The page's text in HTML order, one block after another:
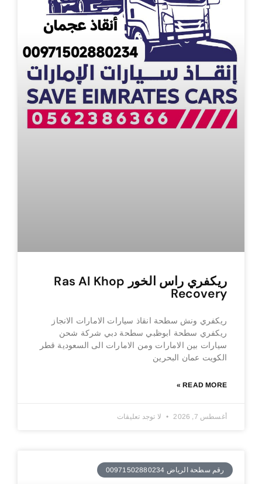
ريكفري راس الخور Ras Al Khop
Recovery
ريكفري ونش سطحة انقاذ سيارات الامارات الانجاز
ريكفري سطحة ابوظبي سطحة دبي شركة شحن
سيارات بين الامارات ومن الامارات الى السعودية قطر
الكويت عمان البحرين
READ MORE »
أغسطس 7, 2026 لا توجد تعليقات
رقم سطحة الرياض 00971502880234